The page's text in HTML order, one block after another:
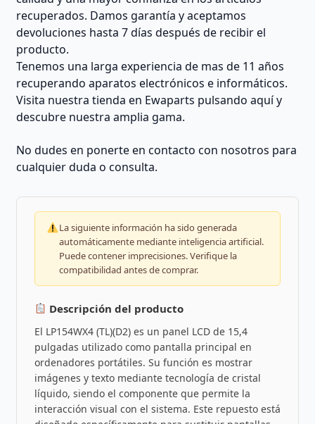
recuperados. Damos garantía y aceptamos
devoluciones hasta 7 días después de recibir el
producto.
Tenemos una larga experiencia de mas de 11 años
recuperando aparatos electrónicos e informáticos.
Visita nuestra tienda en Ewaparts pulsando aquí y
descubre nuestra amplia gama.
No dudes en ponerte en contacto con nosotros para
cualquier duda o consulta.
La siguiente información ha sido generada
automáticamente mediante inteligencia artificial.
Puede contener imprecisiones. Verifique la
compatibilidad antes de comprar.
Descripción del producto
El LP154WX4 (TL)(D2) es un panel LCD de 15,4
pulgadas utilizado como pantalla principal en
ordenadores portátiles. Su función es mostrar
imágenes y texto mediante tecnología de cristal
líquido, siendo el componente que permite la
interacción visual con el sistema. Este repuesto está